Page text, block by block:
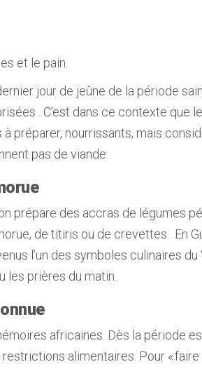
et le pain.
jour de jeûne de la période
. C’est dans ce contexte que
préparer, nourrissants, mais
pas de viande.
prépare des accras de légumes
de titiris ou de crevettes . En
l’un des symboles culinaires du
les prières du matin.
africaines. Dès la période
alimentaires. Pour « faire